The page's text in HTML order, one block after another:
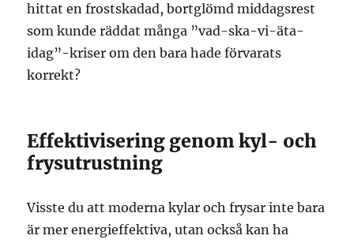
hittat en frostskadad, bortglömd middagsrest
som kunde räddat många ”vad-ska-vi-äta-
idag”-kriser om den bara hade förvarats
korrekt?
Effektivisering genom kyl- och
frysutrustning
Visste du att moderna kylar och frysar inte bara
är mer energieffektiva, utan också kan ha